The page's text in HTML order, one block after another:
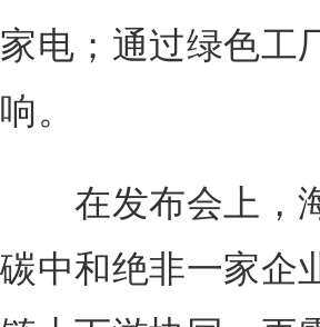
家电；通过绿色工
响。
在发布会上，海
碳中和绝非一家企